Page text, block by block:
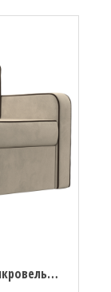
Детский диван трансформер Смарт, микровельвет